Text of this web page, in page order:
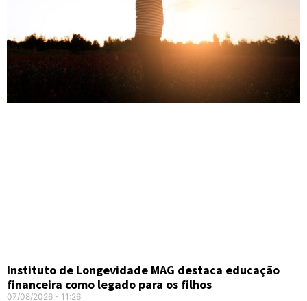
Instituto de Longevidade MAG destaca educação
financeira como legado para os filhos
07/08/2026 11:26